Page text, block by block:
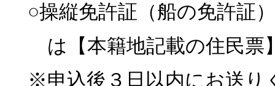
○操縦免許証（船の免許証
は【本籍地記載の住民票
※申込後３日以内にお送り